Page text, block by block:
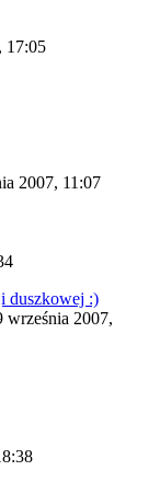
17:05
2007, 11:07
duszkowej :)
września 2007,